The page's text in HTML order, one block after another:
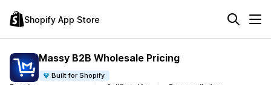
Shopify App Store
Massy B2B Wholesale Pricing
Built for Shopify